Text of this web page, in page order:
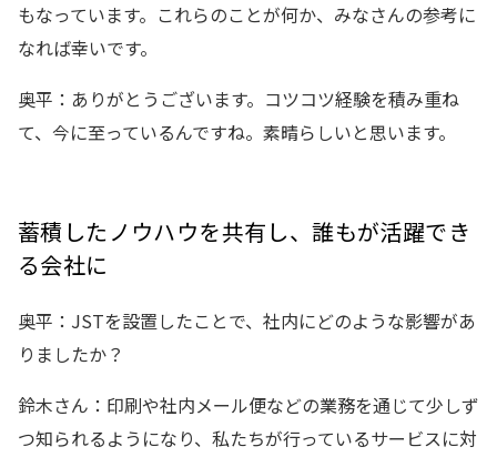
もなっています。これらのことが何か、みなさんの参考に
なれば幸いです。
奥平：ありがとうございます。コツコツ経験を積み重ね
て、今に至っているんですね。素晴らしいと思います。
蓄積したノウハウを共有し、誰もが活躍でき
る会社に
奥平：JSTを設置したことで、社内にどのような影響があ
りましたか？
鈴木さん：印刷や社内メール便などの業務を通じて少しず
つ知られるようになり、私たちが行っているサービスに対